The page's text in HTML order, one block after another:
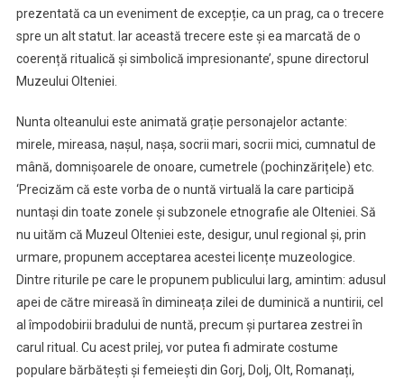
prezentată ca un eveniment de excepție, ca un prag, ca o trecere
spre un alt statut. Iar această trecere este și ea marcată de o
coerență ritualică și simbolică impresionante’, spune directorul
Muzeului Olteniei.
Nunta olteanului este animată grație personajelor actante:
mirele, mireasa, nașul, nașa, socrii mari, socrii mici, cumnatul de
mână, domnișoarele de onoare, cumetrele (pochinzărițele) etc.
‘Precizăm că este vorba de o nuntă virtuală la care participă
nuntași din toate zonele și subzonele etnografie ale Olteniei. Să
nu uităm că Muzeul Olteniei este, desigur, unul regional și, prin
urmare, propunem acceptarea acestei licențe muzeologice.
Dintre riturile pe care le propunem publicului larg, amintim: adusul
apei de către mireasă în dimineața zilei de duminică a nuntirii, cel
al împodobirii bradului de nuntă, precum și purtarea zestrei în
carul ritual. Cu acest prilej, vor putea fi admirate costume
populare bărbătești și femeiești din Gorj, Dolj, Olt, Romanați,